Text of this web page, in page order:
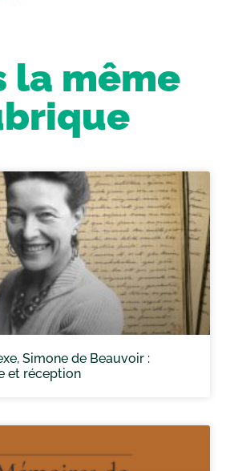
la même
Simone de Beauvoir :
et réception